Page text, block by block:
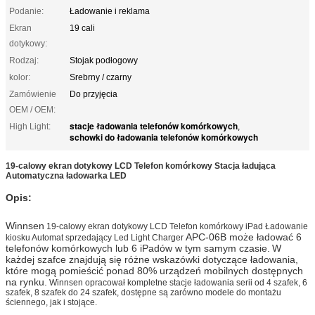
Podanie:
Ładowanie i reklama
Ekran
dotykowy:
19 cali
Rodzaj:
Stojak podłogowy
kolor:
Srebrny / czarny
Zamówienie
OEM / OEM:
Do przyjęcia
High Light: stacje ładowania telefonów komórkowych,
schowki do ładowania telefonów komórkowych
19-calowy ekran dotykowy LCD Telefon komórkowy Stacja ładująca
Automatyczna ładowarka LED
Opis:
Winnsen 19-calowy ekran dotykowy LCD Telefon komórkowy iPad Ładowanie
kiosku Automat sprzedający Led Light Charger APC-06B może ładować 6
telefonów komórkowych lub 6 iPadów w tym samym czasie. W
każdej szafce znajdują się różne wskazówki dotyczące ładowania,
które mogą pomieścić ponad 80% urządzeń mobilnych dostępnych
na rynku. Winnsen opracował kompletne stacje ładowania serii od 4 szafek, 6
szafek, 8 szafek do 24 szafek, dostępne są zarówno modele do montażu
ściennego, jak i stojące.